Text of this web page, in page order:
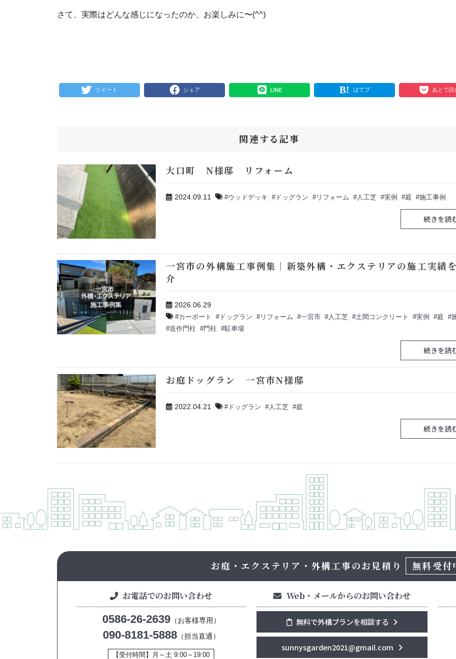
さて、実際はどんな感じになったのか、お楽しみに〜(^^)
ツイート シェア LINE はてブ あとで読
関連する記事
大口町 N様邸 リフォーム
2024.09.11 ウッドデッキ ドッグラン リフォーム 人工芝 実例 庭 施工事例
続きを読
一宮市の外構施工事例集｜新築外構・エクステリアの施工実績
介
2026.06.29
カーポート ドッグラン リフォーム 一宮市 人工芝 土間コンクリート 実例 庭
造作門柱
門柱 駐車場
続きを読
お庭ドッグラン 一宮市N様邸
2022.04.21 ドッグラン 人工芝 庭
続きを読
お庭・エクステリア・外構工事のお見積り 無料受付
お電話でのお問い合わせ
0586-26-2639（お客様専用）
090-8181-5888（担当直通）
【受付時間】月～土 9:00～19:00
Web・メールからのお問い合わせ
無料で外構プランを相談する
sunnysgarden2021@gmail.com